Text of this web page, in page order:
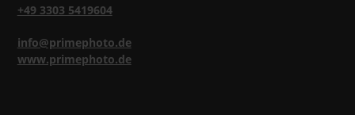
+49 3303 5419604
info@primephoto.de
www.primephoto.de